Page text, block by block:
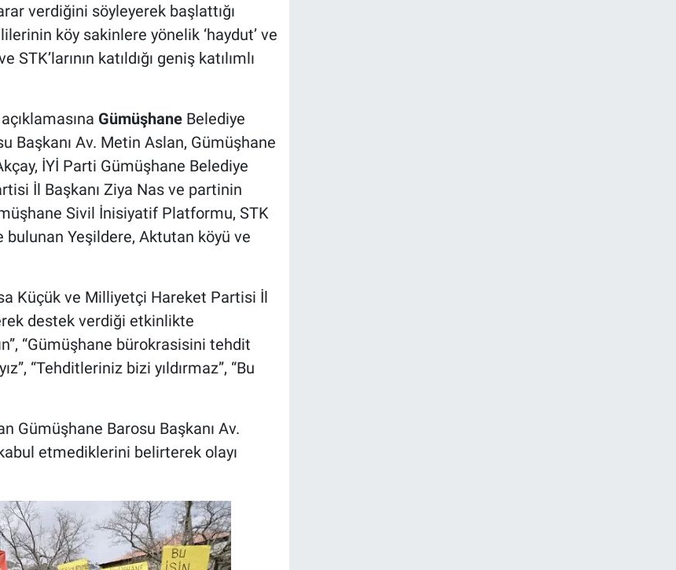
verdiğini söyleyerek başlattığı
köy sakinlere yönelik ‘haydut’ ve
katıldığı geniş katılımlı
GümüşhaneBelediye
Başkanı Av. Metin Aslan, Gümüşhane
İYİ Parti Gümüşhane Belediye
İl Başkanı Ziya Nas ve partinin
Sivil İnisiyatif Platformu, STK
Yeşildere, Aktutan köyü ve
Küçük ve Milliyetçi Hareket Partisi İl
destek verdiği etkinlikte
“Gümüşhane bürokrasisini tehdit
“Tehditleriniz bizi yıldırmaz”, “Bu
Gümüşhane Barosu Başkanı Av.
etmediklerini belirterek olayı